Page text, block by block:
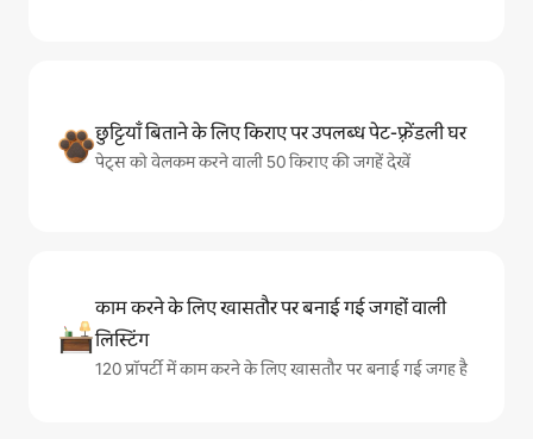
छुट्टियाँ बिताने के लिए किराए पर उपलब्ध पेट-फ़्रेंडली घर
पेट्स को वेलकम करने वाली 50 किराए की जगहें देखें
काम करने के लिए खासतौर पर बनाई गई जगहों वाली
लिस्टिंग
120 प्रॉपर्टी में काम करने के लिए खासतौर पर बनाई गई जगह है